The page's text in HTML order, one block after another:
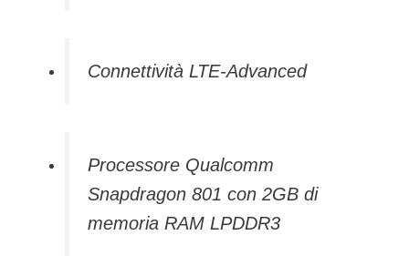
Connettività LTE-Advanced
Processore Qualcomm
Snapdragon 801 con 2GB di
memoria RAM LPDDR3